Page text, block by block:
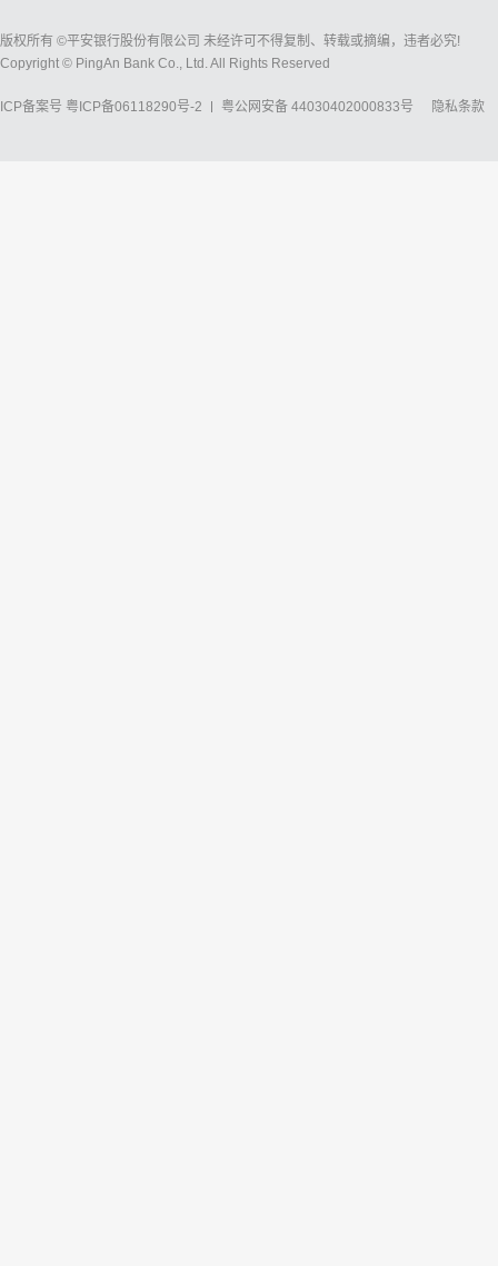
版权所有 ©平安银行股份有限公司 未经许可不得复制、转载或摘编，违者必究!
Copyright © PingAn Bank Co., Ltd. All Rights Reserved
ICP备案号 粤ICP备06118290号-2 粤公网安备 44030402000833号 隐私条款